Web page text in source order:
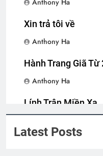
3 Years
Vĩnh
2 Years
Anthony Ha
Xin trả tôi về
Anthony Ha
Hành Trang Giã Từ
Anthony Ha
Lính Trận Miền Xa
Latest Posts